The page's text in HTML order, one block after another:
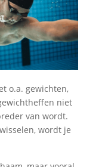
o.a. gewichten,
niet
van wordt.
wordt je